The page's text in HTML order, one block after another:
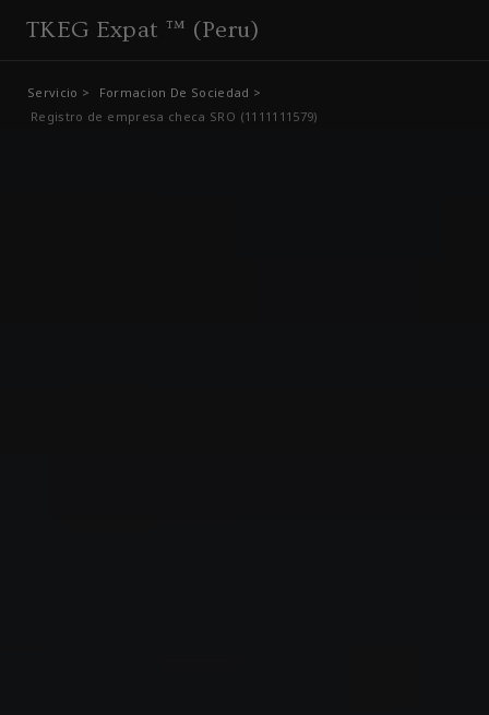
TKEG Expat ™ (Peru)
Servicio >
Formacion De Sociedad >
Registro de empresa checa SRO (1111111579)